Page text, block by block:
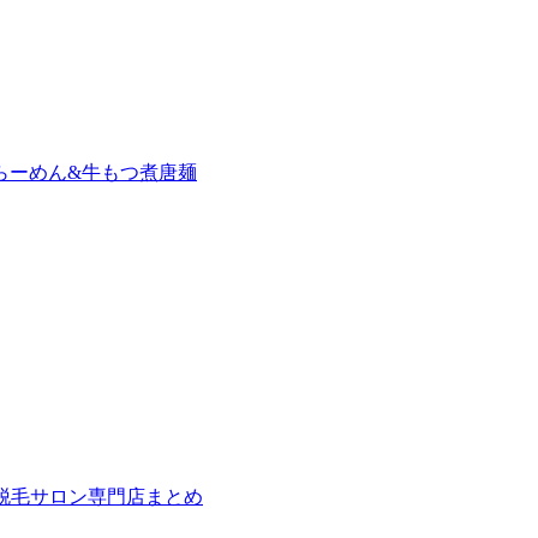
ーめん&牛もつ煮唐麺
毛サロン専門店まとめ